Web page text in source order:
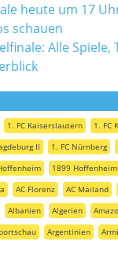
heute um 17
schauen
Alle Spiele,
1. FC Kaiserslautern 1. FC
II 1. FC Nürnberg
1899
AC Florenz AC Mailand
Albanien Algerien
Argentinien